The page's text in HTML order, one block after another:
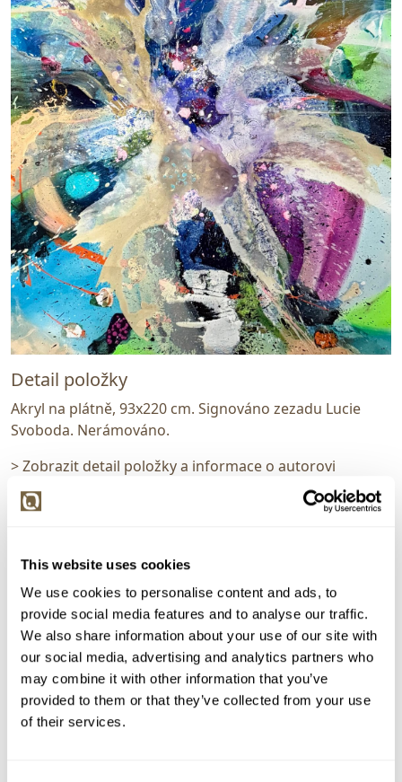
This website uses cookies
We use cookies to personalise content and ads, to
provide social media features and to analyse our traffic.
We also share information about your use of our site with
our social media, advertising and analytics partners who
may combine it with other information that you’ve
provided to them or that they’ve collected from your use
of their services.
Detail položky
Akryl na plátně, 93x220 cm. Signováno zezadu Lucie
Svoboda. Nerámováno.
> Zobrazit detail položky a informace o autorovi
VYDRAŽENO VELKÝ FORMÁT
Lucie Svoboda
161062. Za oponou
Dražba ukončena:
30.07.2026 20:39:00
Vyvolávací cena:
3 000 Kč
vydraženo za: